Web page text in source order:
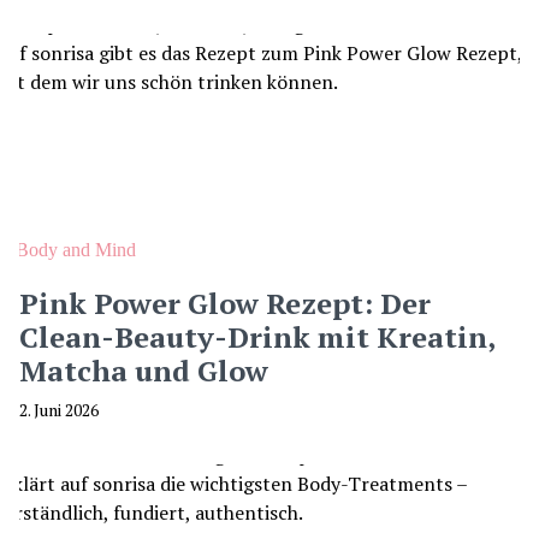
Body and Mind
Pink Power Glow Rezept: Der
Clean-Beauty-Drink mit Kreatin,
Matcha und Glow
2. Juni 2026